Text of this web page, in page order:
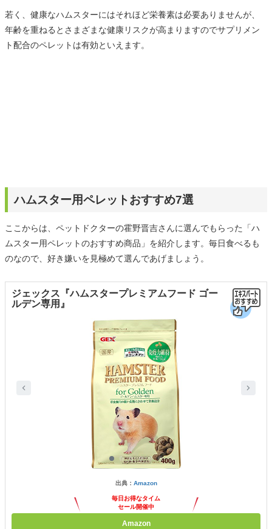
若く、健康なハムスターにはそれほど栄養素は必要ありませんが、
年齢を重ねるとさまざまな健康リスクが高まりますのでサプリメン
ト配合のペレットは有効といえます。
ハムスター用ペレットおすすめ7選
ここからは、ペットドクターの霍野晋吉さんに選んでもらった「ハ
ムスター用ペレットのおすすめ商品」を紹介します。毎日食べるも
のなので、好き嫌いを見極めて選んであげましょう。
ジェックス『ハムスタープレミアムフード ゴー
ルデン専用』
出典： Amazon
毎日お得なタイム
セール開催中
Amazon